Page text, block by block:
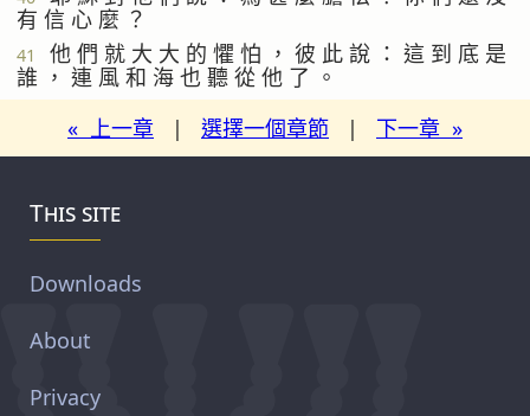
有 信 心 麼 ？
41
他 們 就 大 大 的 懼 怕 ， 彼 此 說 ： 這 到 底 是
誰 ， 連 風 和 海 也 聽 從 他 了 。
« 上一章 | 選擇一個章節 | 下一章 »
This site
Downloads
About
Privacy